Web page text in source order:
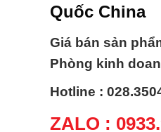
Quốc China
Giá bán sản
Phòng kinh
Hotline :
ZALO :